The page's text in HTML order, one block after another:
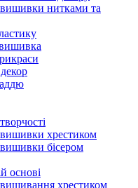
нитками та
хрестиком
бісером
основі
хрестиком